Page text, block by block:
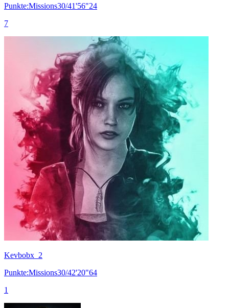
Punkte:Missions30/41'56"24
7
Kevbobx_2
Punkte:Missions30/42'20"64
1